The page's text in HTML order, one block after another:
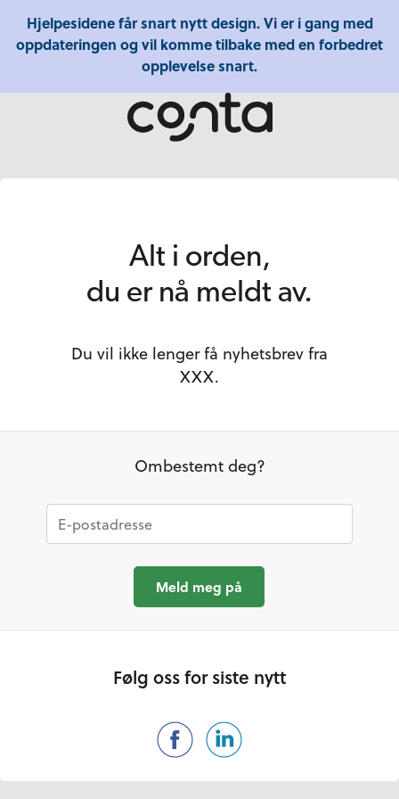
Alt i orden,
du er nå meldt av.
Du vil ikke lenger få nyhetsbrev fra
XXX.
Ombestemt deg?
Følg oss for siste nytt
Hjelpesidene får snart nytt design. Vi er i gang med
oppdateringen og vil komme tilbake med en forbedret
opplevelse snart.